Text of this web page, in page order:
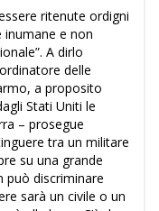
ritenute ordigni
inumane e non
A dirlo
delle
a proposito
Stati Uniti le
– prosegue
tra un militare
su una grande
può discriminare
sarà un civile o un